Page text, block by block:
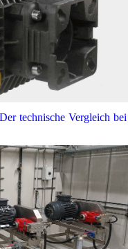
technische Vergleich bei